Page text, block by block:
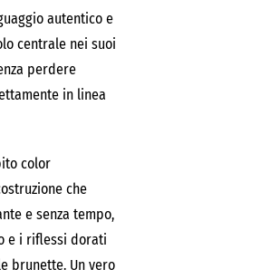
autentico e
centrale nei suoi
perdere
in linea
color
che
e senza tempo,
e i riflessi dorati
brunette. Un vero